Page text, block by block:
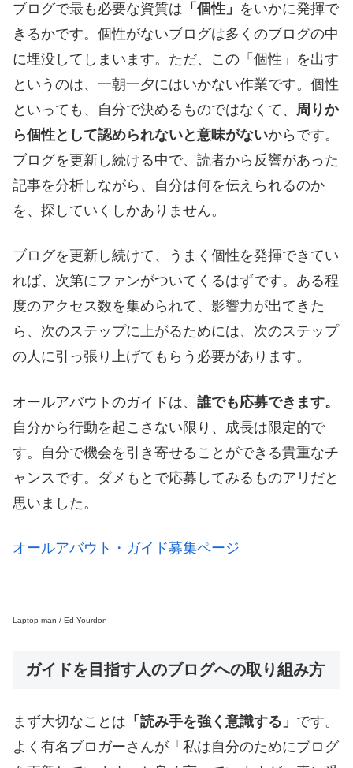
ブログで最も必要な資質は 「個性」 をいかに発揮で
きるかです。個性がないブログは多くのブログの中
に埋没してしまいます。ただ、この「個性」を出す
というのは、一朝一夕にはいかない作業です。個性
といっても、自分で決めるものではなくて、 周りか
ら個性として認められないと意味がないからです。
ブログを更新し続ける中で、読者から反響があった
記事を分析しながら、自分は何を伝えられるのか
を、探していくしかありません。
ブログを更新し続けて、うまく個性を発揮できてい
れば、次第にファンがついてくるはずです。ある程
度のアクセス数を集められて、影響力が出てきた
ら、次のステップに上がるためには、次のステップ
の人に引っ張り上げてもらう必要があります。
オールアバウトのガイドは、 誰でも応募できます。
自分から行動を起こさない限り、成長は限定的で
す。自分で機会を引き寄せることができる貴重なチ
ャンスです。ダメもとで応募してみるものアリだと
思いました。
オールアバウト・ガイド募集ページ
Laptop man / Ed Yourdon
ガイドを目指す人のブログへの取り組み方
まず大切なことは 「読み手を強く意識する」 です。
よく有名ブロガーさんが「私は自分のためにブログ